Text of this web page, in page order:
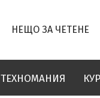
НЕЩО ЗА ЧЕТЕНЕ
ТЕХНОМАНИЯ